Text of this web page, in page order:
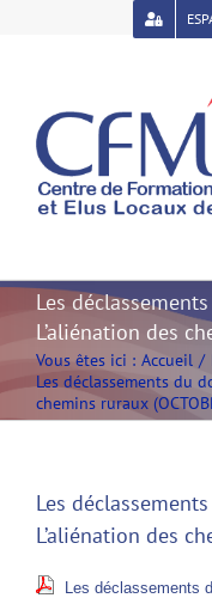
Open toolbar
Les
L’aliénation des
Vous êtes ici : Accueil
Les déclassements du
chemins ruraux
Les
L’aliénation des
Les déclassements